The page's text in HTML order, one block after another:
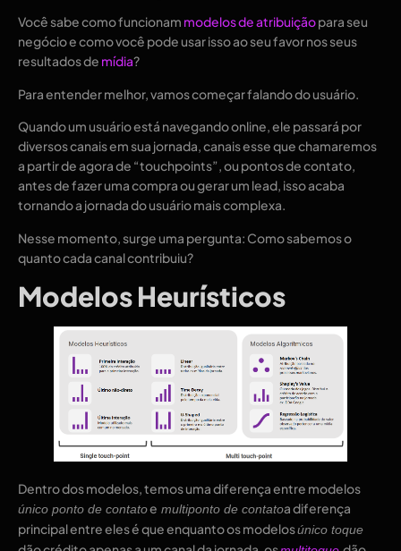
Você sabe como funcionam modelos de atribuiçãopara seu
negócio e como você pode usar isso ao seu favor nos seus
resultados de mídia?
Para entender melhor, vamos começar falando do usuário.
Quando um usuário está navegando online, ele passará por
diversos canais em sua jornada, canais esse que chamaremos
a partir de agora de “touchpoints”, ou pontos de contato,
antes de fazer uma compra ou gerar um lead, isso acaba
tornando a jornada do usuário mais complexa.
Nesse momento, surge uma pergunta: Como sabemos o
quanto cada canal contribuiu?
Modelos Heurísticos
Dentro dos modelos, temos uma diferença entre modelos
único ponto de contatoe multiponto de contatoa diferença
principal entre eles é que enquanto os modelosúnico toque